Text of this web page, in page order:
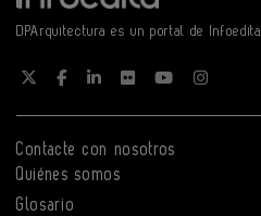
DPArquitectura es un portal de Infoedita
Contacte con nosotros
Quiénes somos
Glosario